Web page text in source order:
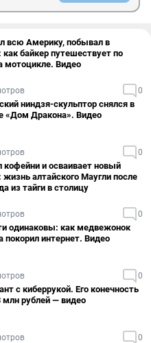
всю Америку, побывал в
как байкер путешествует по
мотоцикле. Видео
0
ниндзя-скульптор снялся в
«Дом Дракона». Видео
0
кофейни и осваивает новый
жизнь алтайского Маугли после
из тайги в столицу
0
одинаковы: как медвежонок
покорил интернет. Видео
0
с киберрукой. Его конечность
млн рублей — видео
0